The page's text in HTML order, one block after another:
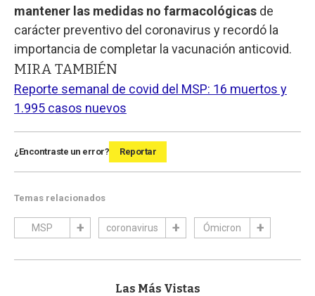
mantener las medidas no farmacológicas de
carácter preventivo del coronavirus y recordó la
importancia de completar la vacunación anticovid.
MIRA TAMBIÉN
Reporte semanal de covid del MSP: 16 muertos y
1.995 casos nuevos
¿Encontraste un error? Reportar
Temas relacionados
MSP coronavirus Ómicron
Las Más Vistas